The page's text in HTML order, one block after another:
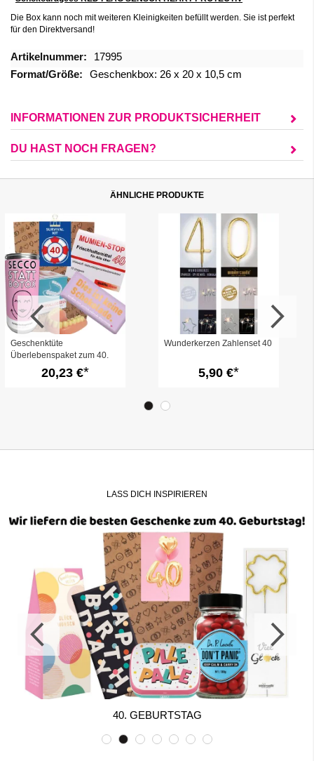
Die Box kann noch mitweiteren Kleinigkeiten befüllt werden. Sie ist perfekt
für den Direktversand!
Mehr
Informationen
17995
Geschenkbox: 26 x 20 x 10,5 cm
INFORMATIONEN ZUR PRODUKTSICHERHEIT
DU HAST NOCH FRAGEN?
ÄHNLICHE PRODUKTE
Geschenktüte
Überlebenspaket zum 40.
Geburtstag „Survival Kit“
20,23 €
Wunderkerzen Zahlenset 40
5,90 €
LASS DICH INSPIRIEREN
40. GEBURTSTAG